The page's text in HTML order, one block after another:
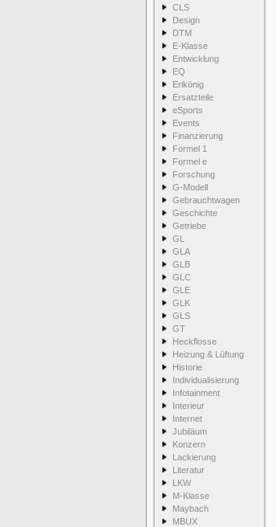
CLS
Design
DTM
E-Klasse
Entwicklung
EQ
Erlkönig
Ersatzteile
eSports
Events
Finanzierung
Formel 1
Formel e
Forschung
G-Modell
Gebrauchtwagen
Geschichte
Getriebe
GL
GLA
GLB
GLC
GLE
GLK
GLS
GT
Heckflosse
Heizung & Lüftung
Historie
Individualisierung
Infotainment
Interieur
Internet
Jubiläum
Konzern
Lackierung
Literatur
LKW
M-Klasse
Maybach
MBUX